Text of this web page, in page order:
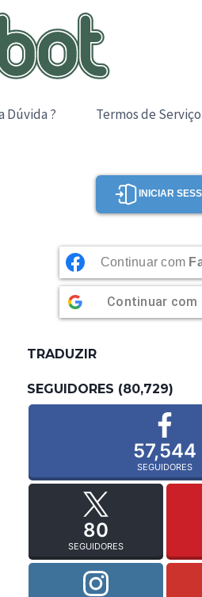
Dúvida ? Termos de Serviço
INICIAR
Continuar com
Continuar com
TRADUZIR
SEGUIDORES (80,729)
57,544
SEGUIDORES
80
SEGUIDORES